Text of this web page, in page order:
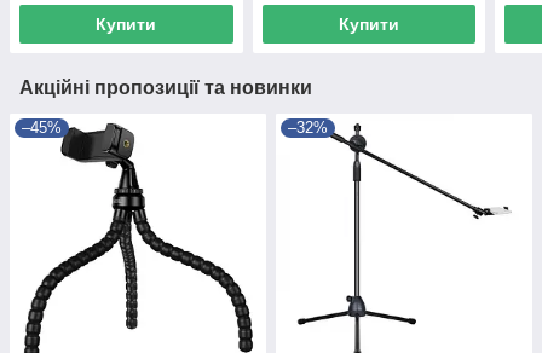
Купити Купити
Акційні пропозиції та новинки
–45% –32%